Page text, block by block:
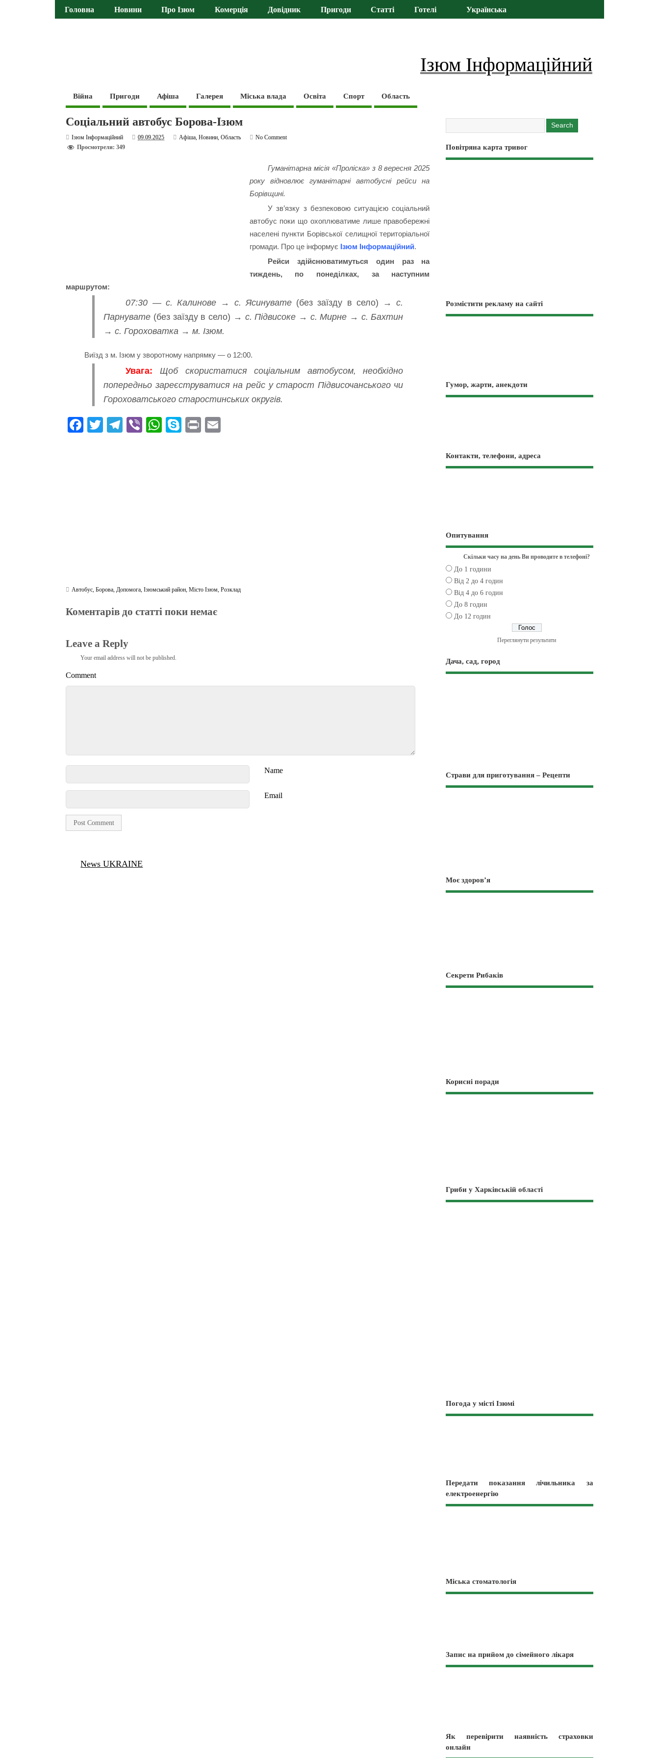
Головна Новини Про Ізюм Комерція Довідник Пригоди Статті Готелі Українська
Ізюм Інформаційний
Війна Пригоди Афіша Галерея Міська влада Освіта Спорт Область
Соціальний автобус Борова-Ізюм
Ізюм Інформаційний 09.09.2025 Афіша,Новини,Область
No Comment
Просмотрели: 349
Гуманітарна місія «Проліска» з 8 вересня 2025
року відновлює гуманітарні автобусні рейси на
Борівщині.
У зв’язку з безпековою ситуацією соціальний
автобус поки що охоплюватиме лише правобережні
населені пункти Борівської селищної територіальної
громади. Про це інформує Ізюм Інформаційний.
Рейси здійснюватимуться один раз на
тиждень, по понеділках, за наступним
маршрутом:
07:30 — с. Калинове → с. Ясинувате (без заїзду в село) → с.
Парнувате (без заїзду в село) → с. Підвисоке → с. Мирне → с. Бахтин
→ с. Гороховатка → м. Ізюм.
Виїзд з м. Ізюм у зворотному напрямку — о 12:00.
Увага:
Щоб скористатися соціальним автобусом, необхідно
попередньо зареєструватися на рейс у старост Підвисочанського чи
Гороховатського старостинських округів.
Fa T
Te Vi
W
S
Pr
Автобус,Борова,Допомога,Ізюмський район,Місто Ізюм,Розклад
Коментарів до статті поки немає
Leave a Reply
Your email address will not be published.
Comment
Name
Email
News UKRAINE
Повітряна карта тривог
Розмістити рекламу на сайті
Гумор, жарти, анекдоти
Контакти, телефони, адреса
Опитування
Скільки часу на день Ви проводите в телефоні?
До 1 години
Від 2 до 4 годин
Від 4 до 6 годин
До 8 годин
До 12 годин
Переглянути результати
Дача, сад, город
Страви для приготування – Рецепти
Моє здоров’я
Секрети Рибаків
Корисні поради
Гриби у Харківській області
Погода у місті Ізюмі
Передати показання лічильника за
електроенергію
Міська стоматологія
Запис на прийом до сімейного лікаря
Як перевірити наявність страховки
онлайн